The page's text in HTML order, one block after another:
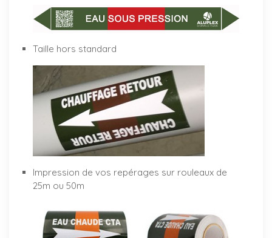
Taille hors standard
Impression de vos repérages sur rouleaux de
25m ou 50m